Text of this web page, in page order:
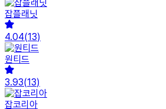
잡플래닛
4.04(13)
원티드
3.93(13)
잡코리아